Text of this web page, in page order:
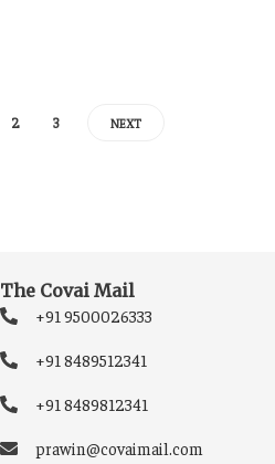
2 3 NEXT
The Covai Mail
+91 9500026333
+91 8489512341
+91 8489812341
prawin@covaimail.com